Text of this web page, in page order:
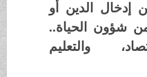
الدين أو
الحياة..
والتعليم